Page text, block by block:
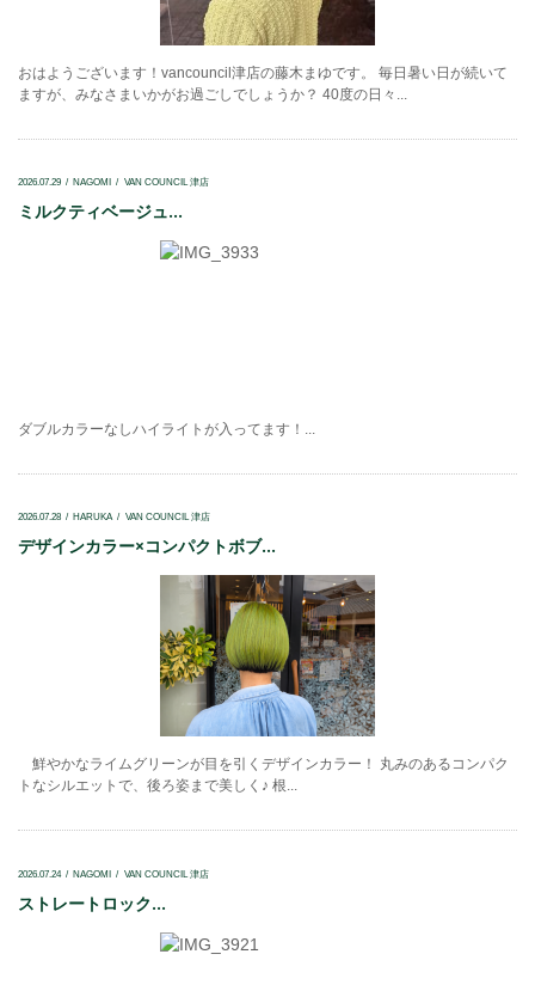
おはようございます！vancouncil津店の藤木まゆです。 毎日暑い日が続いて
ますが、みなさまいかがお過ごしでしょうか？ 40度の日々...
2026.07.29 NAGOMI VAN COUNCIL 津店
ミルクティベージュ...
ダブルカラーなしハイライトが入ってます！...
2026.07.28 HARUKA VAN COUNCIL 津店
デザインカラー×コンパクトボブ...
鮮やかなライムグリーンが目を引くデザインカラー！ 丸みのあるコンパク
トなシルエットで、後ろ姿まで美しく♪ 根...
2026.07.24 NAGOMI VAN COUNCIL 津店
ストレートロック...